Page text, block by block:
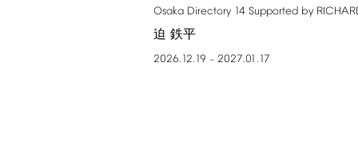
Osaka Directory 14 Supported by
迫 鉄平
2026.12.19 – 2027.01.17